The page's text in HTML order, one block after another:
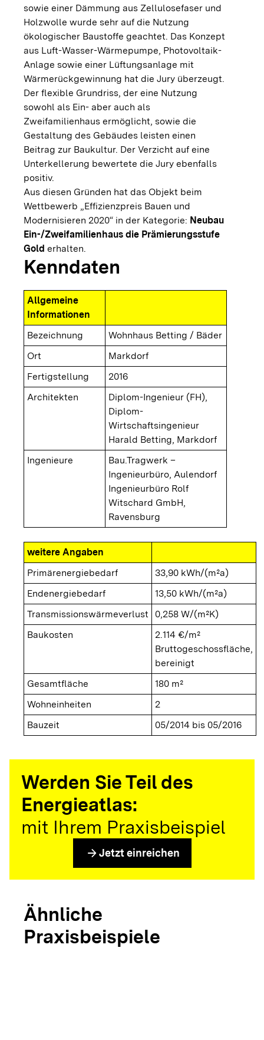
sowie einer Dämmung aus Zellulosefaser und
Holzwolle wurde sehr auf die Nutzung
ökologischer Baustoffe geachtet. Das Konzept
aus Luft-Wasser-Wärmepumpe, Photovoltaik-
Anlage sowie einer Lüftungsanlage mit
Wärmerückgewinnung hat die Jury überzeugt.
Der flexible Grundriss, der eine Nutzung
sowohl als Ein- aber auch als
Zweifamilienhaus ermöglicht, sowie die
Gestaltung des Gebäudes leisten einen
Beitrag zur Baukultur. Der Verzicht auf eine
Unterkellerung bewertete die Jury ebenfalls
positiv.
Aus diesen Gründen hat das Objekt beim
Wettbewerb „Effizienzpreis Bauen und
Modernisieren 2020“ in der Kategorie: Neubau
Ein-/Zweifamilienhaus die Prämierungsstufe
Gold erhalten.
Kenndaten
Allgemeine
Informationen
Bezeichnung
Wohnhaus Betting / Bäder
Ort
Markdorf
Fertigstellung
2016
Architekten
Diplom-Ingenieur (FH),
Diplom-
Wirtschaftsingenieur
Harald Betting, Markdorf
Ingenieure
Bau.Tragwerk –
Ingenieurbüro, Aulendorf
Ingenieurbüro Rolf
Witschard GmbH,
Ravensburg
weitere Angaben
Primärenergiebedarf
33,90 kWh/(m²a)
Endenergiebedarf
13,50 kWh/(m²a)
Transmissionswärmeverlust
0,258 W/(m²K)
Baukosten
2.114 €/m²
Bruttogeschossfläche,
bereinigt
Gesamtfläche
180 m²
Wohneinheiten
2
Bauzeit
05/2014 bis 05/2016
Werden Sie Teil des
Energieatlas:
mit Ihrem Praxisbeispiel
arrow_forward Jetzt einreichen
Ähnliche
Praxisbeispiele